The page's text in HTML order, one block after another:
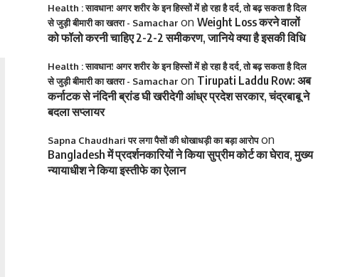
Health : सावधान! अगर शरीर के इन हिस्सों में हो रहा है दर्द, तो बढ़ सकता है दिल
से जुड़ी बीमारी का खतरा - Samacharon Weight Loss करने वालों
को फॉलो करनी चाहिए 2-2-2 समीकरण, जानिये क्या है इसकी विधि
Health : सावधान! अगर शरीर के इन हिस्सों में हो रहा है दर्द, तो बढ़ सकता है दिल
से जुड़ी बीमारी का खतरा - Samacharon Tirupati Laddu Row: अब
कर्नाटक से नंदिनी ब्रांड घी खरीदेगी आंध्र प्रदेश सरकार, चंद्रबाबू ने
बदला सप्लायर
Sapna Chaudhari पर लगा पैसों की धोखाधड़ी का बड़ा आरोपon
Bangladesh में प्रदर्शनकारियों ने किया सुप्रीम कोर्ट का घेराव, मुख्य
न्यायाधीश ने किया इस्तीफे का ऐलान